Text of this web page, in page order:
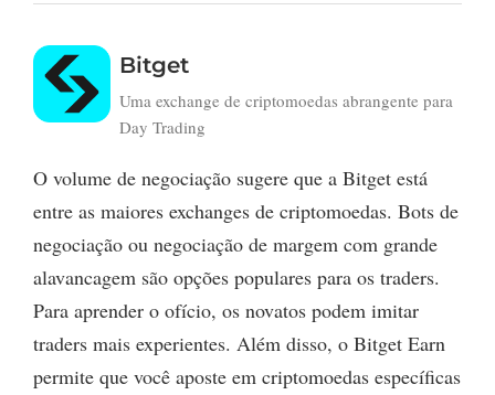
Bitget
Uma exchange de criptomoedas abrangente para
Day Trading
O volume de negociação sugere que a Bitget está
entre as maiores exchanges de criptomoedas. Bots de
negociação ou negociação de margem com grande
alavancagem são opções populares para os traders.
Para aprender o ofício, os novatos podem imitar
traders mais experientes. Além disso, o Bitget Earn
permite que você aposte em criptomoedas específicas